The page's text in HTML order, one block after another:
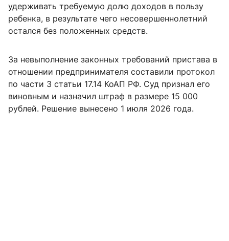
удерживать требуемую долю доходов в пользу
ребенка, в результате чего несовершеннолетний
остался без положенных средств.
За невыполнение законных требований пристава в
отношении предпринимателя составили протокол
по части 3 статьи 17.14 КоАП РФ. Суд признал его
виновным и назначил штраф в размере 15 000
рублей. Решение вынесено 1 июля 2026 года.